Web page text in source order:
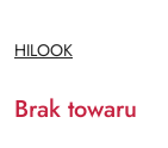
NAZWA
PRODUCENTA:
HILOOK
Brak towaru